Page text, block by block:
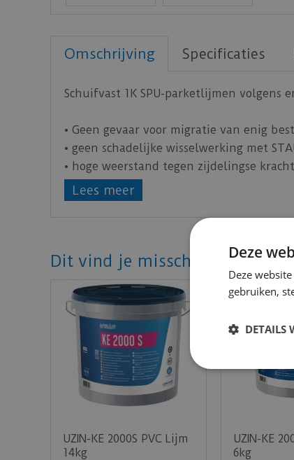
Omschrijving Specificaties
Schuifvast 1K SPU-parketlijmen volgens
• Geen gevaar voor migratie van enig
• geen schadelijke wisselwerking met
• hoge weerstand tegen zijdelingse
• snelle ontwikkeling van de sterkte
• geïntegreerd vochtscherm
• vrij van veiligheidsmerktekens
voor de uitgebreide product
voor het veiligheidsblad
Lees meer
Dit vind je misschien ook
UZIN-KE 2000S PVC Lijm
14kg
UZIN-KE
6kg
Deze
Deze
gebruiken,
DETAILS